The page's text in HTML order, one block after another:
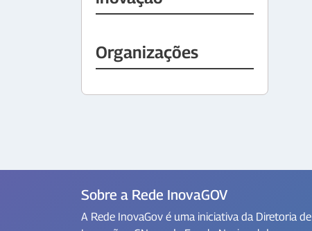
Organizações
Sobre a Rede InovaGOV
A Rede InovaGov é uma iniciativa da Diretoria de